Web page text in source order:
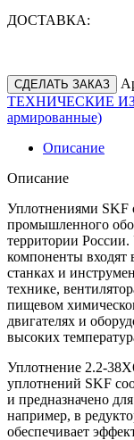
ДОСТАВКА:
СДЕЛАТЬ ЗАКАЗ
ТЕХНИЧЕСКИЕ
армированные)
Описание
Описание
Уплотнениями SKF
промышленного
территории
компоненты входят
станках и
технике,
пищевом
двигателях и
высоких
Уплотнение 2.2-
уплотнений SKF
и предназначено
например, в
обеспечивает